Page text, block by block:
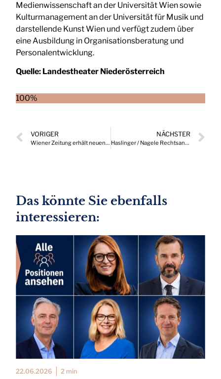
Medienwissenschaft an der Universität Wien sowie
Kulturmanagement an der Universität für Musik und
darstellende Kunst Wien und verfügt zudem über
eine Ausbildung in Organisationsberatung und
Personalentwicklung.
Quelle: Landestheater Niederösterreich
100%
VORIGER
Wiener Zeitung erhält neuen Geschäftsführer
NÄCHSTER
Haslinger / Nagele Rechtsanwälte mit neuem Partner
Das könnte Sie ebenfalls
interessieren:
22.06.2026 2 min